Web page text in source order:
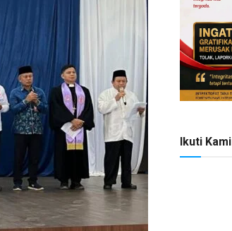
Ikuti Kami